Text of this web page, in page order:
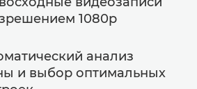
1080p
анализ
и выбор оптимальных